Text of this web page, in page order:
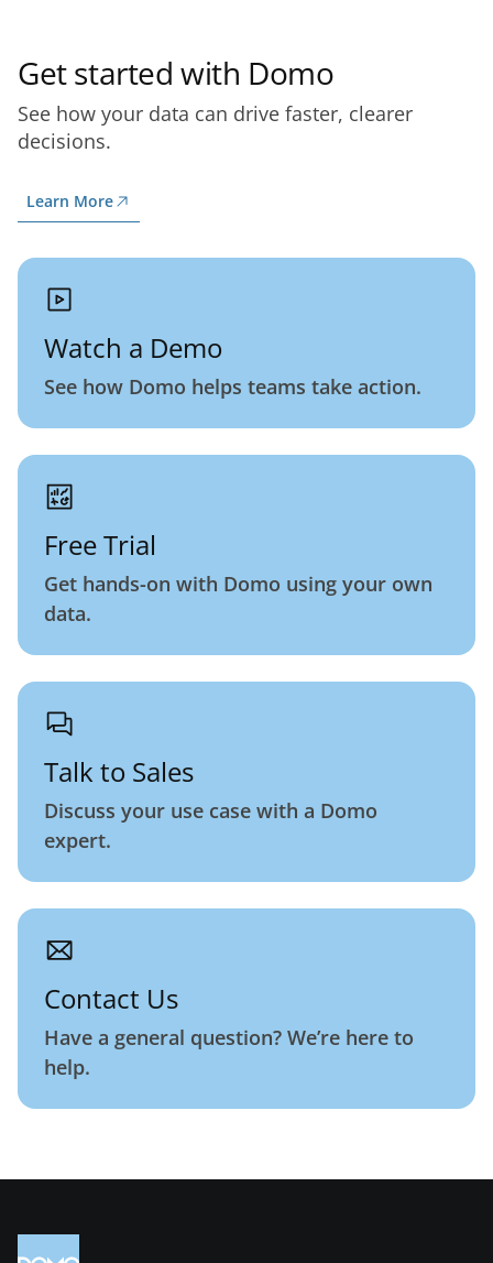
Get started with Domo
See how your data can drive faster, clearer
decisions.
Learn More
Watch a Demo
See how Domo helps teams take action.
Free Trial
Get hands-on with Domo using your own
data.
Talk to Sales
Discuss your use case with a Domo
expert.
Contact Us
Have a general question? We’re here to
help.